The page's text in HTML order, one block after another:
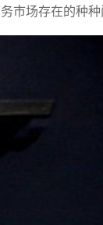
市场存在的种种